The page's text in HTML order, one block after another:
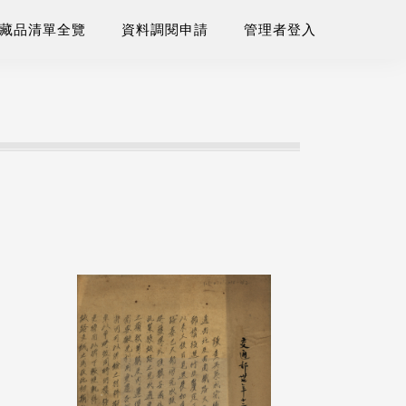
品清單全覽 資料調閱申請 管理者登入